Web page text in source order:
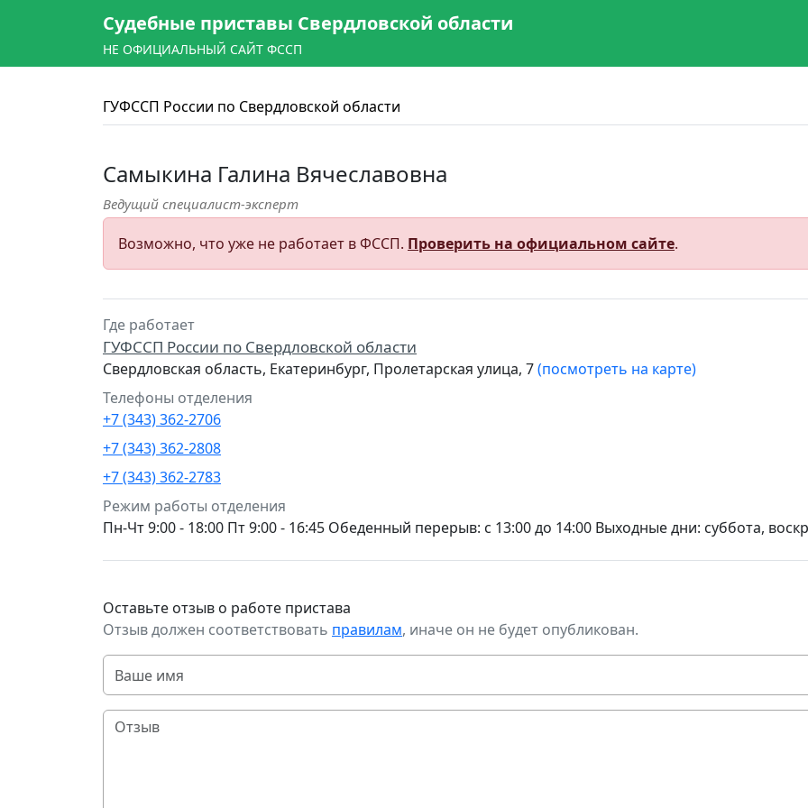
Судебные приставы Свердловской области
НЕ ОФИЦИАЛЬНЫЙ САЙТ ФССП
ГУФССП России по Свердловской области
Самыкина Галина Вячеславовна
Ведущий специалист-эксперт
Возможно, что уже не работает в ФССП. Проверить на официальном сайте.
Где работает
ГУФССП России по Свердловской области
Свердловская область, Екатеринбург, Пролетарская улица, 7(посмотреть на карте)
Телефоны отделения
+7 (343) 362-2706
+7 (343) 362-2808
+7 (343) 362-2783
Режим работы отделения
Пн-Чт 9:00 - 18:00 Пт 9:00 - 16:45 Обеденный перерыв: с 13:00 до 14:00 Выходные дни: суббота,
Оставьте отзыв о работе пристава
Отзыв должен соответствовать правилам, иначе он не будет опубликован.